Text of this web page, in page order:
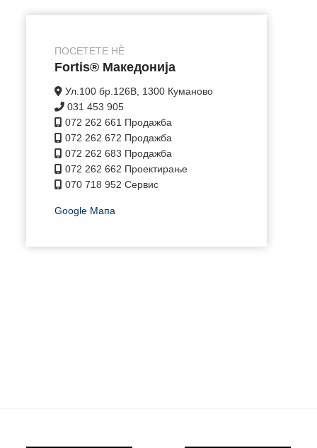
ПОСЕТЕТЕ НÈ
Fortis® Македонија
Ул.100 бр.126В, 1300 Куманово
031 453 905
072 262 661 Продажба
072 262 672 Продажба
072 262 683 Продажба
072 262 662 Проектирање
070 718 952 Сервис
Google Мапа